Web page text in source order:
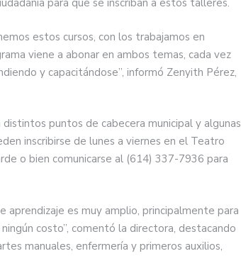
para que se inscriban a estos talleres.
estos cursos, con los trabajamos en
viene a abonar en ambos temas, cada vez
y capacitándose”, informó Zenyith Pérez,
puntos de cabecera municipal y algunas
inscribirse de lunes a viernes en el Teatro
o bien comunicarse al (614) 337-7936 para
aprendizaje es muy amplio, principalmente para
costo”, comentó la directora, destacando
manuales, enfermería y primeros auxilios,